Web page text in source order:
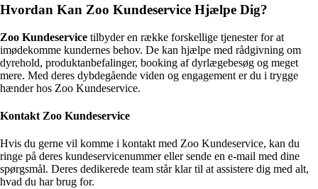
Hvordan Kan Zoo Kundeservice Hjælpe Dig?
Zoo Kundeservice tilbyder en række forskellige tjenester for at
imødekomme kundernes behov. De kan hjælpe med rådgivning om
dyrehold, produktanbefalinger, booking af dyrlægebesøg og meget
mere. Med deres dybdegående viden og engagement er du i trygge
hænder hos Zoo Kundeservice.
Kontakt Zoo Kundeservice
Hvis du gerne vil komme i kontakt med Zoo Kundeservice, kan du
ringe på deres kundeservicenummer eller sende en e-mail med dine
spørgsmål. Deres dedikerede team står klar til at assistere dig med alt,
hvad du har brug for.